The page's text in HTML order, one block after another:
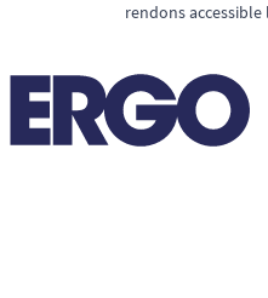
rendons